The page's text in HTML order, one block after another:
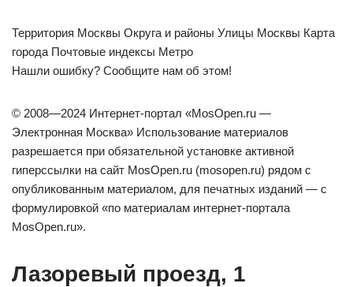
Территория Москвы Округа и районы Улицы Москвы Карта
города Почтовые индексы Метро
Нашли ошибку? Сообщите нам об этом!
© 2008—2024 Интернет-портал «MosOpen.ru —
Электронная Москва» Использование материалов
разрешается при обязательной установке активной
гиперссылки на сайт MosOpen.ru (mosopen.ru) рядом с
опубликованным материалом, для печатных изданий — с
формулировкой «по материалам интернет-портала
MosOpen.ru».
Лазоревый проезд, 1